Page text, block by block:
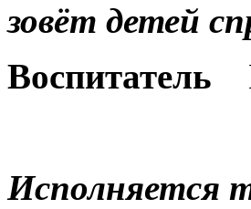
зовёт детей
Воспитатель
Значит
Исполняется